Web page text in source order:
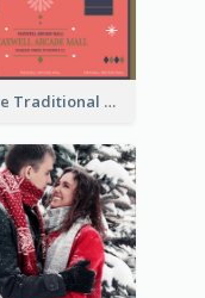
Simple Traditional CNY Sales Flyer Design